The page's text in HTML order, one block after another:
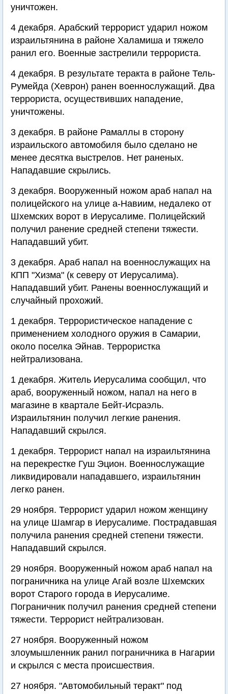
уничтожен.
4 декабря. Арабский террорист ударил ножом
израильтянина в районе Халамиша и тяжело
ранил его. Военные застрелили террориста.
4 декабря. В результате теракта в районе Тель-
Румейда (Хеврон) ранен военнослужащий. Два
террориста, осуществивших нападение,
уничтожены.
3 декабря. В районе Рамаллы в сторону
израильского автомобиля было сделано не
менее десятка выстрелов. Нет раненых.
Нападавшие скрылись.
3 декабря. Вооруженный ножом араб напал на
полицейского на улице а-Навиим, недалеко от
Шхемских ворот в Иерусалиме. Полицейский
получил ранение средней степени тяжести.
Нападавший убит.
3 декабря. Араб напал на военнослужащих на
КПП "Хизма" (к северу от Иерусалима).
Нападавший убит. Ранены военнослужащий и
случайный прохожий.
1 декабря. Террористическое нападение с
применением холодного оружия в Самарии,
около поселка Эйнав. Террористка
нейтрализована.
1 декабря. Житель Иерусалима сообщил, что
араб, вооруженный ножом, напал на него в
магазине в квартале Бейт-Исраэль.
Израильтянин получил легкие ранения.
Нападавший скрылся.
1 декабря. Террорист напал на израильтянина
на перекрестке Гуш Эцион. Военнослужащие
ликвидировали нападавшего, израильтянин
легко ранен.
29 ноября. Террорист ударил ножом женщину
на улице Шамгар в Иерусалиме. Пострадавшая
получила ранения средней степени тяжести.
Нападавший скрылся.
29 ноября. Вооруженный ножом араб напал на
пограничника на улице Агай возле Шхемских
ворот Старого города в Иерусалиме.
Пограничник получил ранения средней степени
тяжести. Террорист нейтрализован.
27 ноября. Вооруженный ножом
злоумышленник ранил пограничника в Нагарии
и скрылся с места происшествия.
27 ноября. "Автомобильный теракт" под